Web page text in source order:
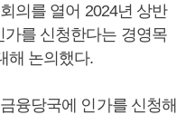
의를 열어 2024년 상반
를 신청한다는 경영목
해 논의했다.
융당국에 인가를 신청해